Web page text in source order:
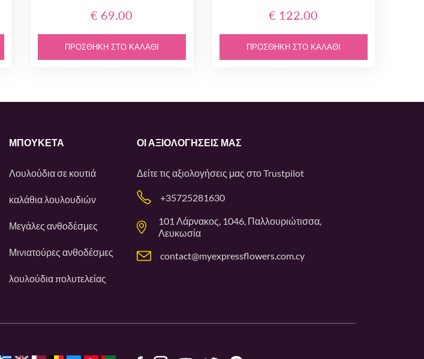
€ 69.00
ΠΡΟΣΘΉΚΗ ΣΤΟ ΚΑΛΆΘΙ
€ 122.00
ΠΡΟΣΘΉΚΗ ΣΤΟ ΚΑΛΆΘΙ
ΜΠΟΥΚΕΤΑ
Λουλούδια σε κουτιά
καλάθια λουλουδιών
Μεγάλες ανθοδέσμες
Μινιατούρες ανθοδέσμες
λουλούδια πολυτελείας
ΟΙ ΑΞΙΟΛΟΓΉΣΕΙΣ ΜΑΣ
Δείτε τις αξιολογήσεις μας στοTrustpilot
+35725281630
101 Λάρνακος, 1046, Παλλουριώτισσα,
Λευκωσία
contact@myexpressflowers.com.cy